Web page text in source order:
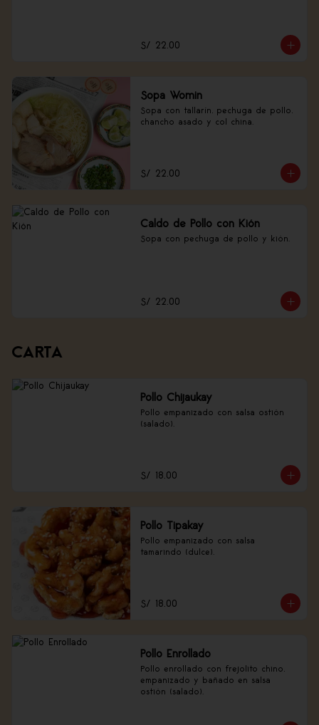
S/ 22.00
Sopa Womin
Sopa con tallarín, pechuga de pollo,
chancho asado y col china.
S/ 22.00
Caldo de Pollo con Kión
Sopa con pechuga de pollo y kión.
S/ 22.00
CARTA
Pollo Chijaukay
Pollo empanizado con salsa ostión
(salado).
S/ 18.00
Pollo Tipakay
Pollo empanizado con salsa
tamarindo (dulce).
S/ 18.00
Pollo Enrollado
Pollo enrollado con frejolito chino,
empanizado y bañado en salsa
ostión (salado).